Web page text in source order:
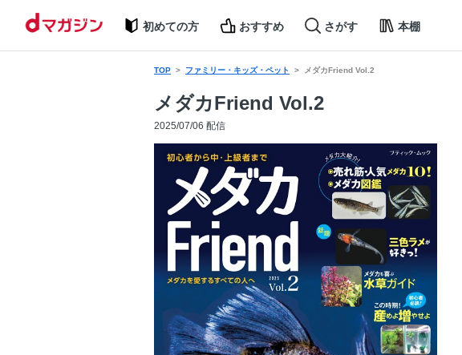
初めての方 おすすめ さがす 本棚
TOP ファミリー・キッズ・ペット メダカFriend Vol.2
メダカFriend Vol.2
2025/07/06 配信